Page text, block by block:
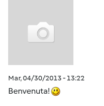
Mar, 04/30/2013 - 13:22
Benvenuta!